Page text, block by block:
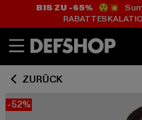
BIS ZU -65%😲💥
ZURÜCK
-52%